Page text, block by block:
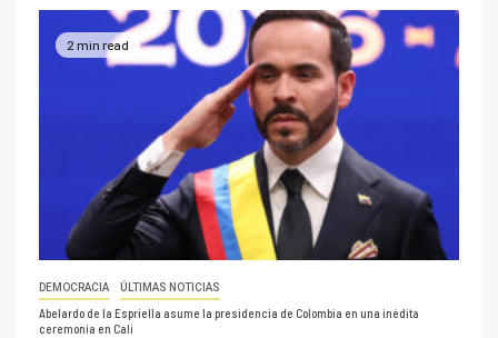
2 min read
DEMOCRACIA ÚLTIMAS NOTICIAS
Abelardo de la Espriella asume la presidencia de Colombia en una inédita
ceremonia en Cali